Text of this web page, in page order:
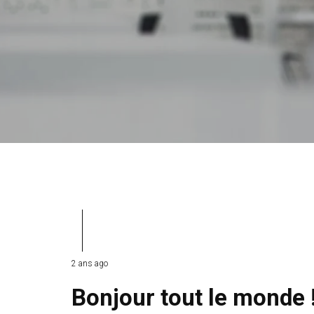
2 ans ago
Bonjour tout le monde